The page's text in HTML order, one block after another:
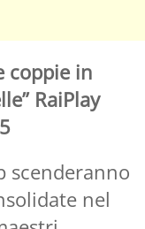
coppie in
RaiPlay
scenderanno
nel